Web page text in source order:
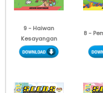
9 - Haiwan
Kesayangan
8 -